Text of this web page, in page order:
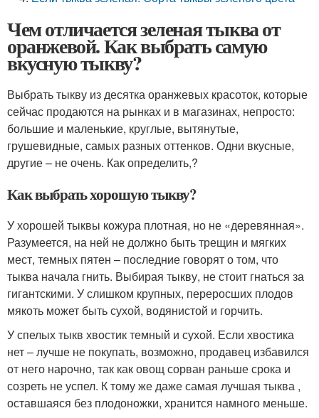
Чем отличается зеленая тыква от
оранжевой. Как выбрать самую
вкусную тыкву?
Выбрать тыкву из десятка оранжевых красоток, которые
сейчас продаются на рынках и в магазинах, непросто:
большие и маленькие, круглые, вытянутые,
грушевидные, самых разных оттенков. Одни вкусные,
другие – не очень. Как определить,?
Как выбрать хорошую тыкву?
У хорошей тыквы кожура плотная, но не «деревянная».
Разумеется, на ней не должно быть трещин и мягких
мест, темных пятен – последние говорят о том, что
тыква начала гнить. Выбирая тыкву, не стоит гнаться за
гигантскими. У слишком крупных, переросших плодов
мякоть может быть сухой, водянистой и горчить.
У спелых тыкв хвостик темный и сухой. Если хвостика
нет – лучше не покупать, возможно, продавец избавился
от него нарочно, так как овощ сорван раньше срока и
созреть не успел. К тому же даже самая лучшая тыква ,
оставшаяся без плодоножки, хранится намного меньше.